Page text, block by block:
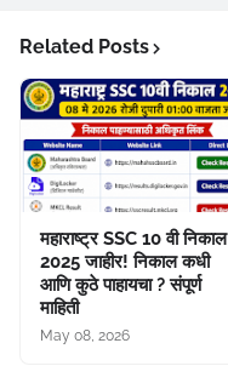
Related Posts
महाराष्ट्र SSC 10 वी निकाल
2025 जाहीर! निकाल कधी
आणि कुठे पाहायचा ? संपूर्ण
माहिती
May 08, 2026